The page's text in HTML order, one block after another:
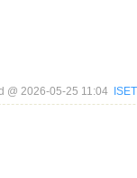
@ 2026-05-25 11:04 ISET